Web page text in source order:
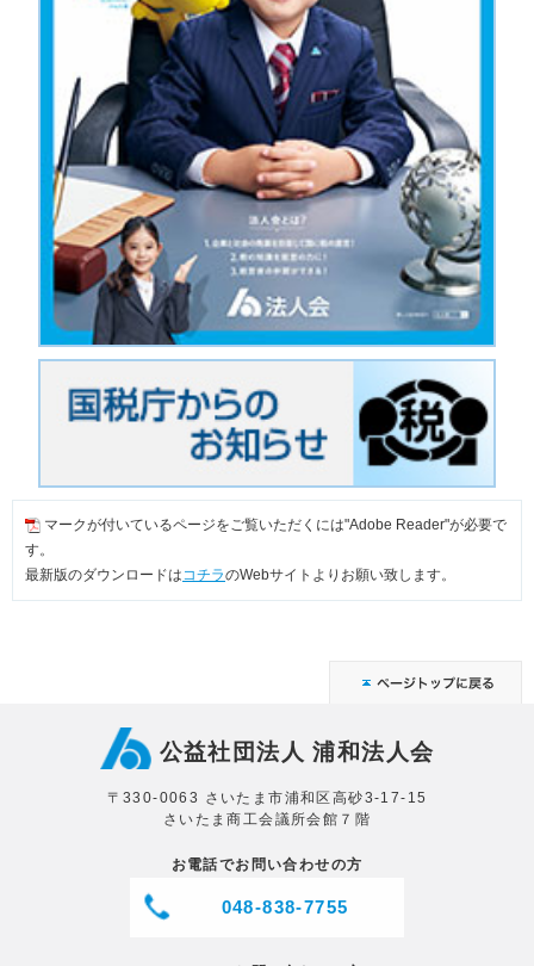
マークが付いているページをご覧いただくには"Adobe Reader"が必要で
す。
最新版のダウンロードはコチラのWebサイトよりお願い致します。
公益社団法人 浦和法人会
〒330-0063 さいたま市浦和区高砂3-17-15
さいたま商工会議所会館７階
お電話でお問い合わせの方
048-838-7755